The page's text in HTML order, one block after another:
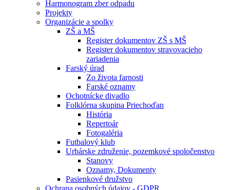
Harmonogram zber odpadu
Projekty
Organizácie a spolky
ZŠ a MŠ
Register dokumentov ZŠ s MŠ
Register dokumentov stravovacieho
zariadenia
Farský úrad
Zo života farnosti
Farské oznamy
Ochotnícke divadlo
Folklórna skupina Priechoďan
História
Repertoár
Fotogaléria
Futbalový klub
Urbárske združenie, pozemkové spoločenstvo
Stanovy
Oznamy, Dokumenty
Pasienkové družstvo
Ochrana osobných údajov - GDPR